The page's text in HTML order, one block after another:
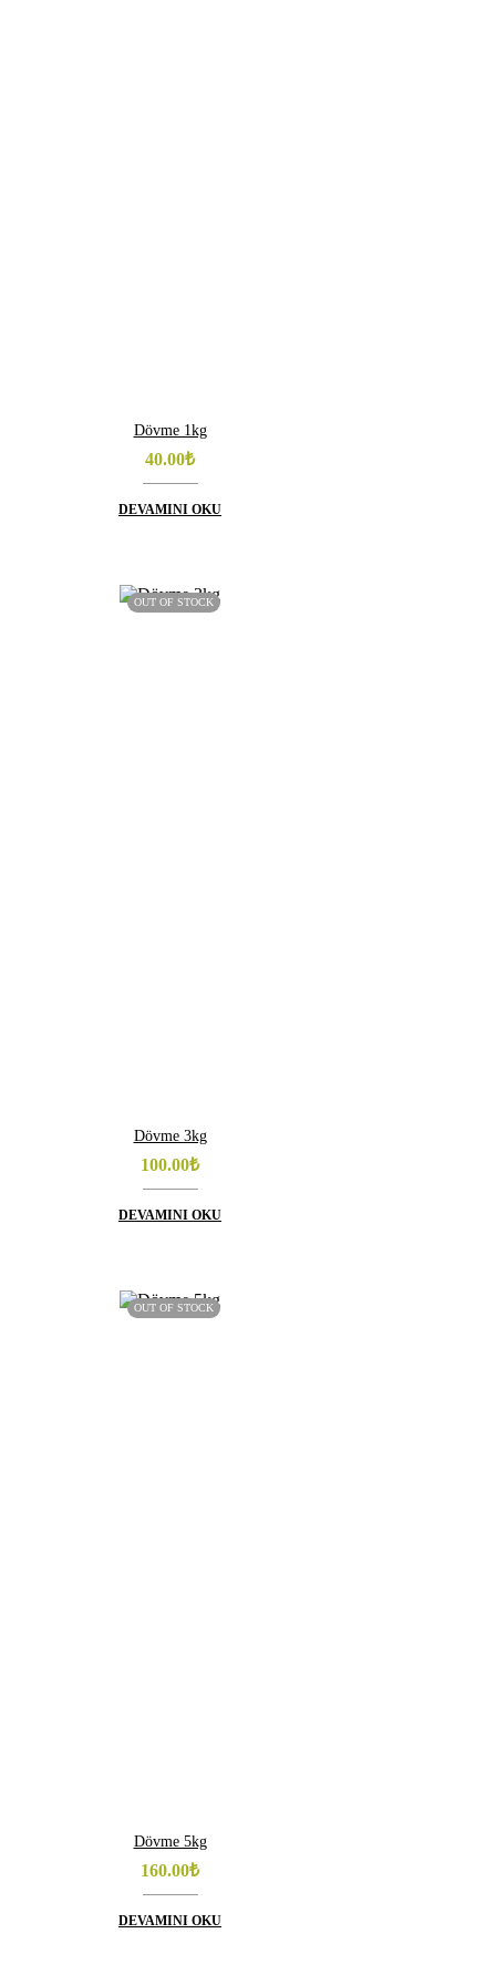
Dövme 1kg
40.00₺
DEVAMINI OKU
OUT OF STOCK
Dövme 3kg
100.00₺
DEVAMINI OKU
OUT OF STOCK
Dövme 5kg
160.00₺
DEVAMINI OKU